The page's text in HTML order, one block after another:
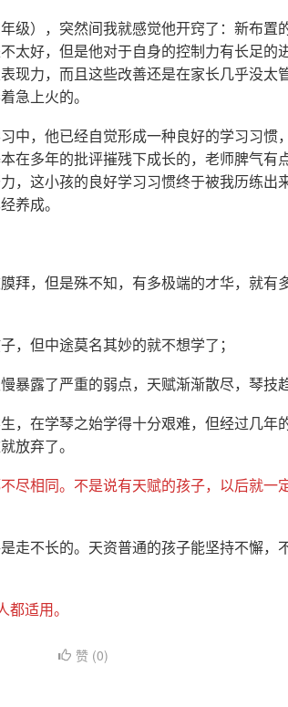
级），突然间我就感觉他开窍了：新布置
太好，但是他对于自身的控制力有长足的
现力，而且这些改善还是在家长几乎没太
急上火的。
中，他已经自觉形成一种良好的学习习惯
在多年的批评摧残下成长的，老师脾气有
，这小孩的良好学习习惯终于被我历练出
养成。
拜，但是殊不知，有多极端的才华，就有
，但中途莫名其妙的就不想学了；
暴露了严重的弱点，天赋渐渐散尽，琴技
，在学琴之始学得十分艰难，但经过几年
放弃了。
尽相同。不是说有天赋的孩子，以后就一
走不长的。天资普通的孩子能坚持不懈，
都适用。
赞 (0)